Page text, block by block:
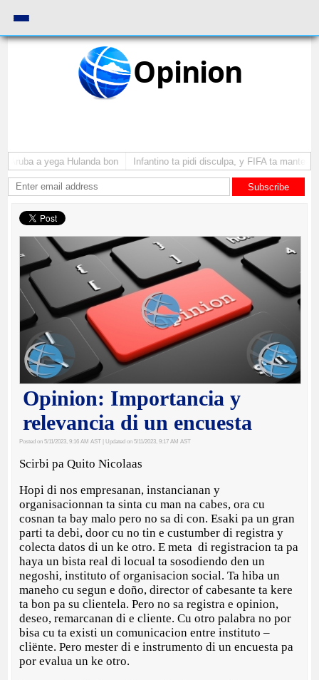
Opinion
a yega Hulanda bon Infantino ta pidi disculpa, y FIFA ta mantene
Subscribe
Opinion: Importancia y
relevancia di un encuesta
Posted on 5/11/2023, 9:16 AM AST | Updated on 5/11/2023, 9:17 AM AST
Scirbi pa Quito Nicolaas
Hopi di nos empresanan, instancianan y
organisacionnan ta sinta cu man na cabes, ora cu
cosnan ta bay malo pero no sa di con. Esaki pa un gran
parti ta debi, door cu no tin e custumber di registra y
colecta datos di un ke otro. E meta di registracion ta pa
haya un bista real di locual ta sosodiendo den un
negoshi, instituto of organisacion social. Ta hiba un
maneho cu segun e doño, director of cabesante ta kere
ta bon pa su clientela. Pero no sa registra e opinion,
deseo, remarcanan di e cliente. Cu otro palabra no por
bisa cu ta existi un comunicacion entre instituto –
cliënte. Pero mester di e instrumento di un encuesta pa
por evalua un ke otro.